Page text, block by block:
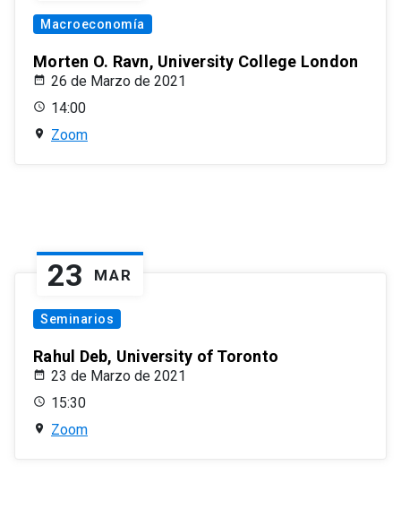
Macroeconomía
Morten O. Ravn, University College London
26 de Marzo de 2021
14:00
Zoom
23 MAR
Seminarios
Rahul Deb, University of Toronto
23 de Marzo de 2021
15:30
Zoom